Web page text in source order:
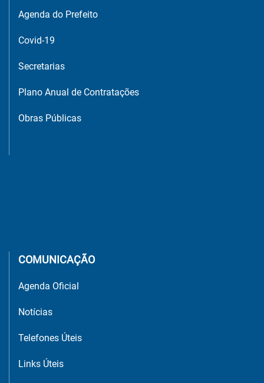
Agenda do Prefeito
Covid-19
Secretarias
Plano Anual de Contratações
Obras Públicas
COMUNICAÇÃO
Agenda Oficial
Notícias
Telefones Úteis
Links Úteis